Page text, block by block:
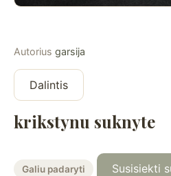
Autorius garsija
Dalintis
krikstynu suknyte
Galiu padaryti Susisiekti